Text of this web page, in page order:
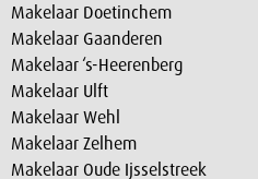
Makelaar Doetinchem
Makelaar Gaanderen
Makelaar ‘s-Heerenberg
Makelaar Ulft
Makelaar Wehl
Makelaar Zelhem
Makelaar Oude Ijsselstreek